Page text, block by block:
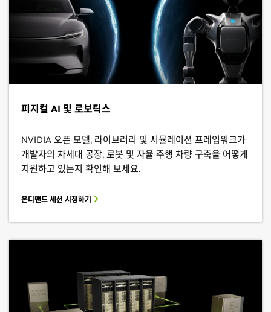
피지컬 AI 및 로보틱스
NVIDIA 오픈 모델, 라이브러리 및 시뮬레이션 프레임워크가
개발자의 차세대 공장, 로봇 및 자율 주행 차량 구축을 어떻게
지원하고 있는지 확인해 보세요.
온디맨드 세션 시청하기